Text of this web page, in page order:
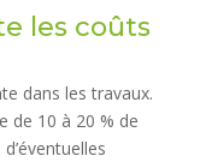
les coûts
dans les travaux.
de 10 à 20 % de